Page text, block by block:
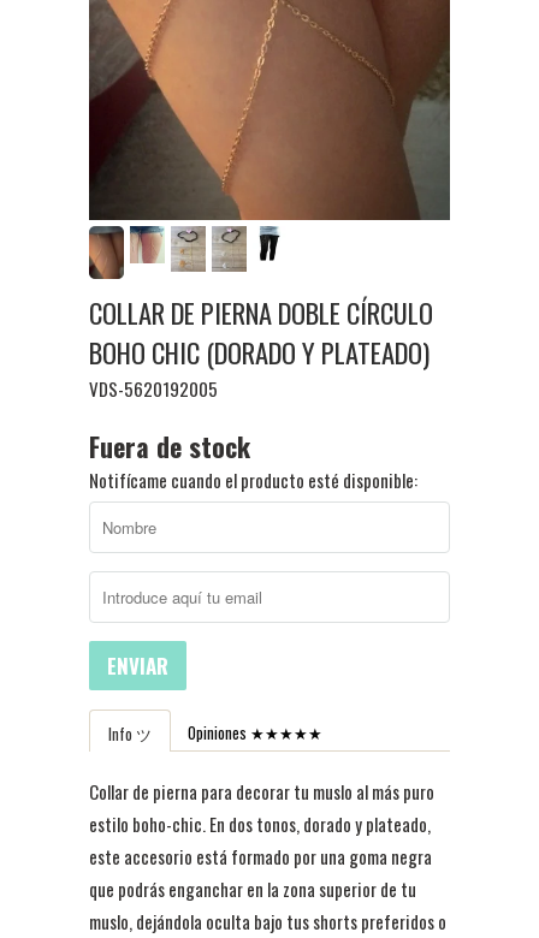
COLLAR DE PIERNA DOBLE CÍRCULO
BOHO CHIC (DORADO Y PLATEADO)
VDS-5620192005
Fuera de stock
Notifícame cuando el producto esté disponible:
ENVIAR
Info ツ Opiniones ★★★★★
Collar de pierna para decorar tu muslo al más puro
estilo boho-chic. En dos tonos, dorado y plateado,
este accesorio está formado por una goma negra
que podrás enganchar en la zona superior de tu
muslo, dejándola oculta bajo tus shorts preferidos o